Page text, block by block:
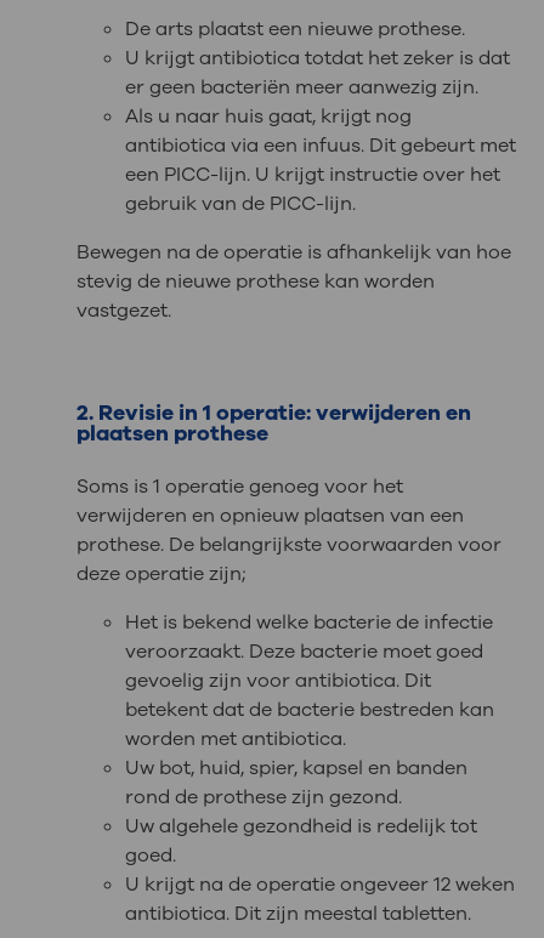
De arts plaatst een nieuwe prothese.
U krijgt antibiotica totdat het zeker is dat
er geen bacteriën meer aanwezig zijn.
Als u naar huis gaat, krijgt nog
antibiotica via een infuus. Dit gebeurt met
een PICC-lijn. U krijgt instructie over het
gebruik van de PICC-lijn.
Bewegen na de operatie is afhankelijk van hoe
stevig de nieuwe prothese kan worden
vastgezet.
2. Revisie in 1 operatie: verwijderen en
plaatsen prothese
Soms is 1 operatie genoeg voor het
verwijderen en opnieuw plaatsen van een
prothese. De belangrijkste voorwaarden voor
deze operatie zijn;
Het is bekend welke bacterie de infectie
veroorzaakt. Deze bacterie moet goed
gevoelig zijn voor antibiotica. Dit
betekent dat de bacterie bestreden kan
worden met antibiotica.
Uw bot, huid, spier, kapsel en banden
rond de prothese zijn gezond.
Uw algehele gezondheid is redelijk tot
goed.
U krijgt na de operatie ongeveer 12 weken
antibiotica. Dit zijn meestal tabletten.